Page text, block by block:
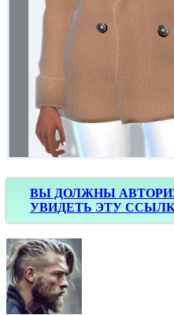
ВЫ ДОЛЖНЫ
УВИДЕТЬ ЭТУ